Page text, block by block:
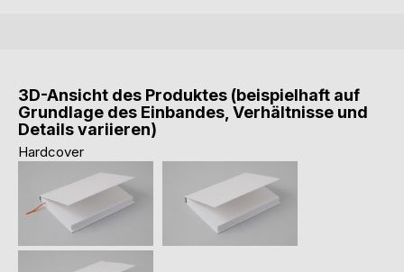
3D-Ansicht des Produktes (beispielhaft auf
Grundlage des Einbandes, Verhältnisse und
Details variieren)
Hardcover